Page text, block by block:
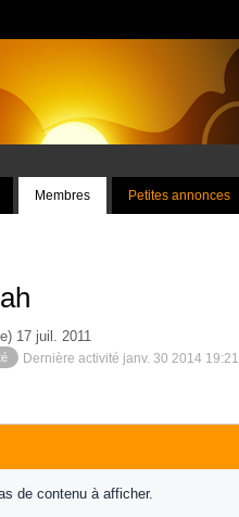
Membres Petites annonces
17 juil. 2011
Dernière activité janv. 30 2014 19:21
de contenu à afficher.